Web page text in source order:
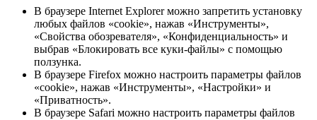
В браузере Internet Explorer можно запретить установку
любых файлов «cookie», нажав «Инструменты»,
«Свойства обозревателя», «Конфиденциальность» и
выбрав «Блокировать все куки-файлы» с помощью
ползунка.
В браузере Firefox можно настроить параметры файлов
«cookie», нажав «Инструменты», «Настройки» и
«Приватность».
В браузере Safari можно настроить параметры файлов